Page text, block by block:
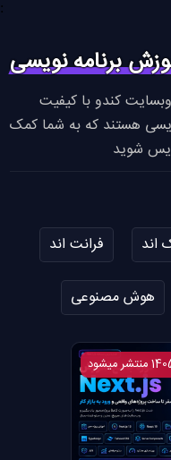
:
برنامه نویسی
کندو با کیفیت
هستند که به شما کمک
شوید
میشود
فرانت اند اند
هوش مصنوعی